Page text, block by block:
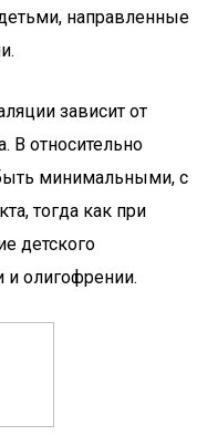
направленные
зависит от
В относительно
минимальными, с
тогда как при
детского
и олигофрении.